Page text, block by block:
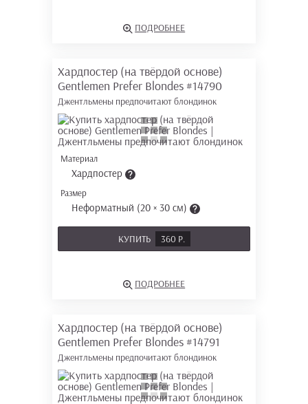
ПОДРОБНЕЕ
Хардпостер (на твёрдой основе)
Gentlemen Prefer Blondes #14790
Джентльмены предпочитают блондинок
Материал
Хардпостер
Размер
Неформатный (20 × 30 см)
КУПИТЬ 360 Р.
ПОДРОБНЕЕ
Хардпостер (на твёрдой основе)
Gentlemen Prefer Blondes #14791
Джентльмены предпочитают блондинок